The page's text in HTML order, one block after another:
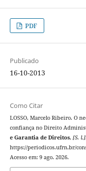
PDF
Publicado
16-10-2013
Como Citar
LOSSO, Marcelo Ribeiro. O
confiança no Direito
e Garantia de Direitos, [S. l.]
https://periodicos.ufrn.br/
Acesso em: 9 ago. 2026.